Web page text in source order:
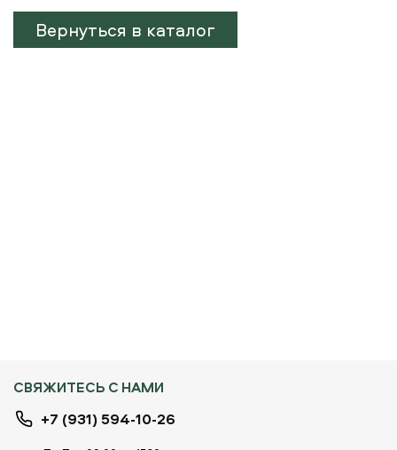
Вернуться в каталог
СВЯЖИТЕСЬ С НАМИ
+7 (931) 594-10-26